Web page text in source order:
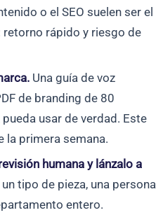
o el SEO suelen ser el
rápido y riesgo de
Una guía de voz
de branding de 80
usar de verdad. Este
la primera semana.
humana y lánzalo a
un tipo de pieza, una persona
entero.